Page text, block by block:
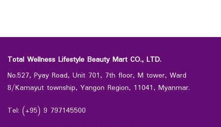
Total Wellness Lifestyle Beauty Mart CO., LTD.
No.527, Pyay Road, Unit 701, 7th floor, M tower, Ward
8/Kamayut township, Yangon Region, 11041, Myanmar.
Tel: (+95) 9 797145500